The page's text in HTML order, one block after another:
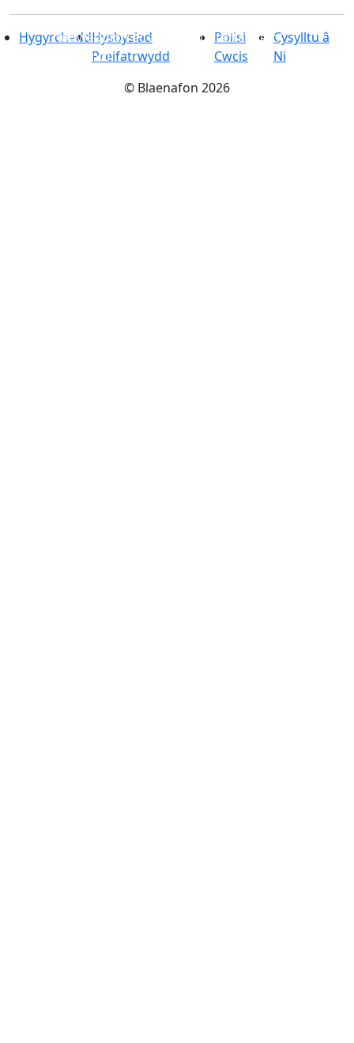
33 cilomedr sgwâr - Dan ei sang â
nodweddion ac atyniadau treftadaeth
syfrdanol
HygyrcheddHysbysiad
Preifatrwydd
Polisi
Cwcis
Cysylltu â
Ni
© Blaenafon 2026